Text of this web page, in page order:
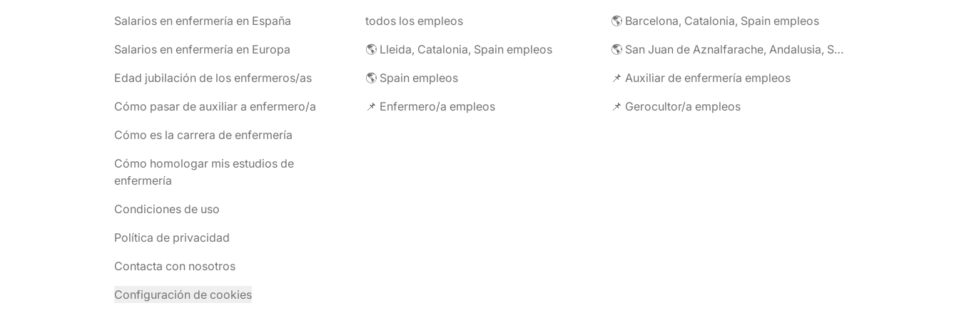
Salarios en enfermería en España
Salarios en enfermería en Europa
Edad jubilación de los enfermeros/as
Cómo pasar de auxiliar a enfermero/a
Cómo es la carrera de enfermería
Cómo homologar mis estudios de
enfermería
Condiciones de uso
Política de privacidad
Contacta con nosotros
Configuración de cookies
todos los empleos
🌎 Barcelona, Catalonia, Spain empleos
🌎 Lleida, Catalonia, Spain empleos
🌎 San Juan de Aznalfarache, Andalusia, Spain empleos
🌎 Spain empleos
📌 Auxiliar de enfermería empleos
📌 Enfermero/a empleos
📌 Gerocultor/a empleos